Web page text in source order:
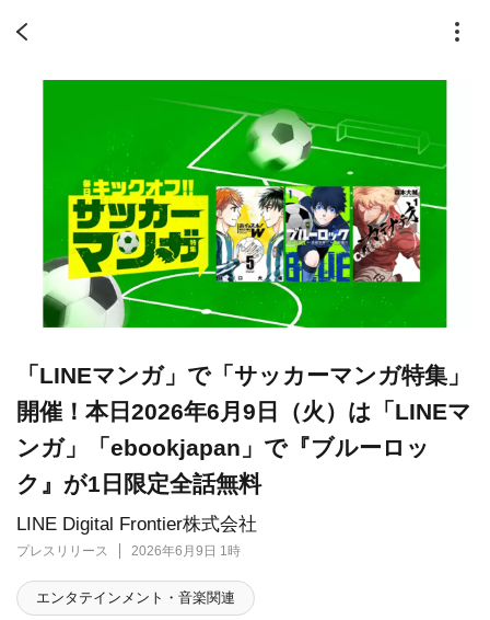
LINE Digital Frontier株式会社
プレスリリース 2026年6月9日 1時
「LINEマンガ」で「サッカーマンガ特集」
開催！本日2026年6月9日（火）は「LINEマ
ンガ」「ebookjapan」で『ブルーロッ
ク』が1日限定全話無料
エンタテインメント・音楽関連